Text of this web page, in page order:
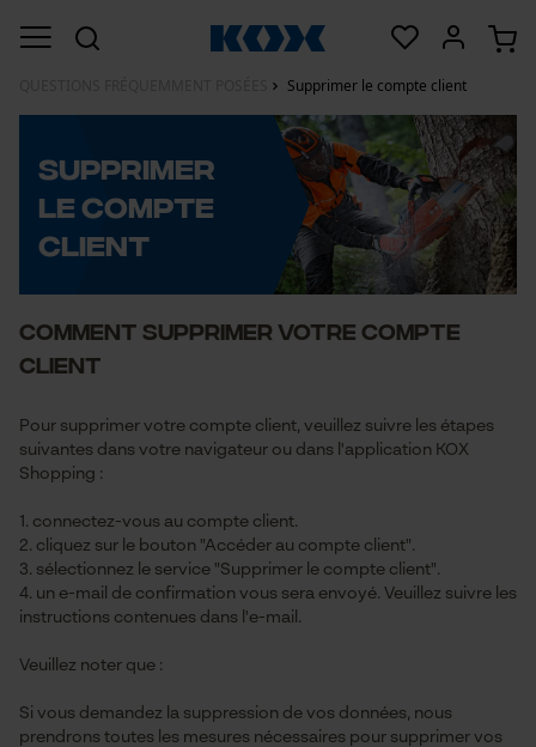
Supprimer le compte client
Supprimer
le compte
client
Comment supprimer votre compte
client
Pour supprimer votre compte client, veuillez suivre les étapes
suivantes dans votre navigateur ou dans l'application KOX
Shopping :
1. connectez-vous au compte client.
2. cliquez sur le bouton "Accéder au compte client".
3. sélectionnez le service "Supprimer le compte client".
4. un e-mail de confirmation vous sera envoyé. Veuillez suivre les
instructions contenues dans l'e-mail.
Veuillez noter que :
Si vous demandez la suppression de vos données, nous
prendrons toutes les mesures nécessaires pour supprimer vos